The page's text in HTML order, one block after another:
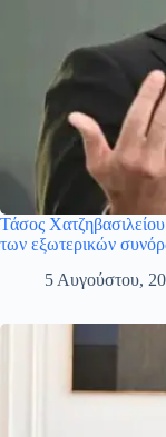
Τάσος
των εξωτερικών
5 Αυγούστου,